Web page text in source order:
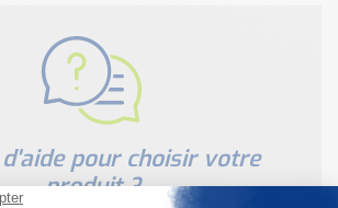
pour choisir votre
produit ?